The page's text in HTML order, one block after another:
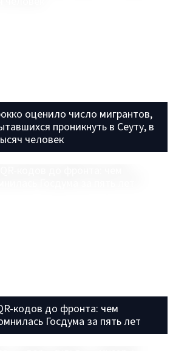
оценило число мигрантов,
проникнуть в Сеуту, в
человек
кодов до фронта: чем
Госдума за пять лет